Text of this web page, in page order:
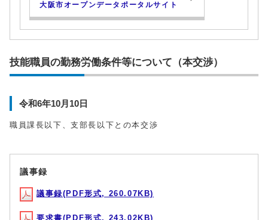
大阪市オープンデータポータルサイト
技能職員の勤務労働条件等について（本交渉）
令和6年10月10日
職員課長以下、支部長以下との本交渉
議事録
議事録(PDF形式, 260.07KB)
要求書(PDF形式, 243.02KB)